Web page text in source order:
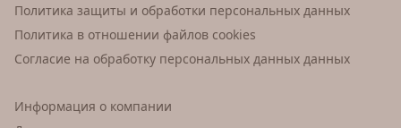
Политика защиты и обработки персональных данных
Политика в отношении файлов cookies
Согласие на обработку персональных данных данных
Информация о компании